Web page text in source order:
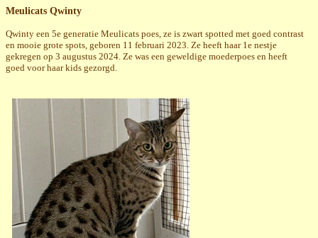
Meulicats Qwinty
Qwinty een 5e generatie Meulicats poes, ze is zwart spotted met goed contrast
en mooie grote spots, geboren 11 februari 2023. Ze heeft haar 1e nestje
gekregen op 3 augustus 2024. Ze was een geweldige moederpoes en heeft
goed voor haar kids gezorgd.